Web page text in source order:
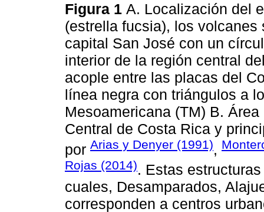
Figura 1 A. Localización del
(estrella fucsia), los
capital San José con un
interior de la región central
acople entre las placas del
línea negra con triángulos a
Mesoamericana (TM) B.
Central de Costa Rica y
por Arias y Denyer (1991),
Rojas (2014). Estas
cuales, Desamparados,
corresponden a centros